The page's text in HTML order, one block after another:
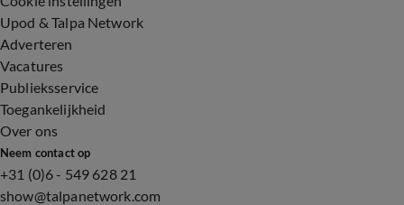
Upod & Talpa Network
Adverteren
Vacatures
Publieksservice
Toegankelijkheid
Over ons
Neem contact op
+31 (0)6 - 549 628 21
show@talpanetwork.com